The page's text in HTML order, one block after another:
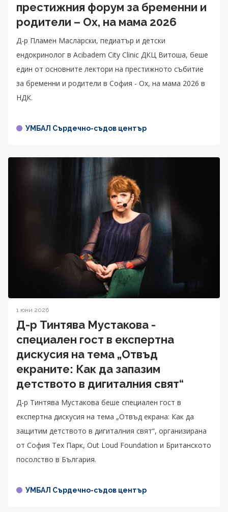
престижния форум за бременни и
родители – Ох, на мама 2026
Д-р Пламен Масларски, педиатър и детски
ендокринолог в Acibadem City Clinic ДКЦ Витоша, беше
един от основните лектори на престижното събитие
за бременни и родители в София - Ох, на мама 2026 в
НДК.
УМБАЛ Сърдечно-съдов център
1 юни 2026
Д-р Тинтява Мустакова -
специален гост в експертна
дискусия на тема „Отвъд
екраните: Как да запазим
детството в дигиталния свят“
Д-р Тинтява Мустакова беше специален гост в
експертна дискусия на тема „Отвъд екрана: Как да
защитим детството в дигиталния свят“, организирана
от София Тех Парк, Out Loud Foundation и Британското
посолство в България.
УМБАЛ Сърдечно-съдов център